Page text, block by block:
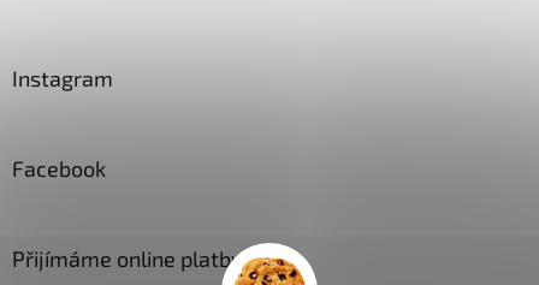
Instagram
Facebook
Přijímáme online platby